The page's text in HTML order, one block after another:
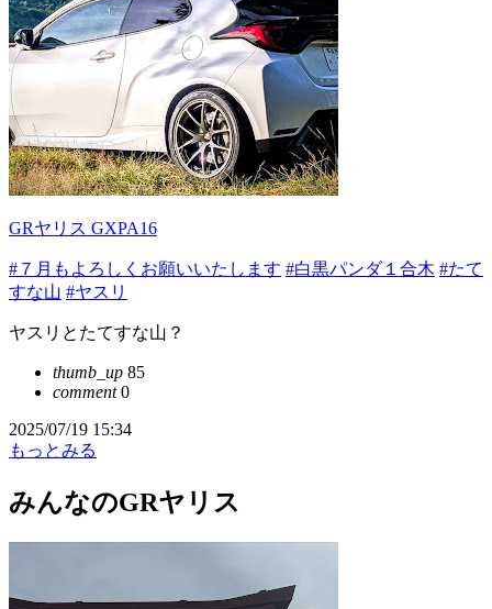
GRヤリス GXPA16
#７月もよろしくお願いいたします #白黒パンダ１合木 #たて
すな山 #ヤスリ
ヤスリとたてすな山？
thumb_up 85
comment0
2025/07/19 15:34
もっとみる
みんなのGRヤリス